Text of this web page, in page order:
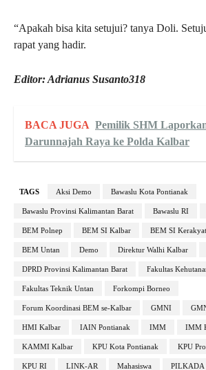
“Apakah bisa kita setujui? tanya Doli.
rapat yang hadir.
Editor: Adrianus Susanto318
BACA JUGA Pemilik SHM
Darunnajah Raya ke Polda Kalbar
TAGS Aksi Demo Bawaslu Kota Pontianak
Bawaslu Provinsi Kalimantan Barat Bawaslu RI
BEM Polnep BEM SI Kalbar BEM SI
BEM Untan Demo Direktur Walhi Kalbar
DPRD Provinsi Kalimantan Barat Fakultas
Fakultas Teknik Untan Forkompi Borneo
Forum Koordinasi BEM se-Kalbar GMNI
HMI Kalbar IAIN Pontianak IMM IMM
KAMMI Kalbar KPU Kota Pontianak KPU
KPU RI LINK-AR Mahasiswa PILKADA